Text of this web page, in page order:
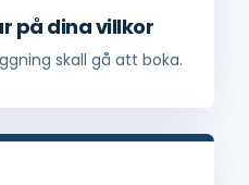
på dina villkor
skall gå att boka.